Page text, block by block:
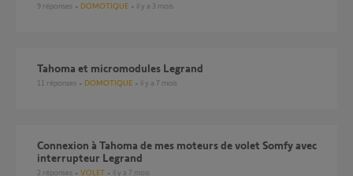
9 réponses DOMOTIQUE il y a 3 mois
Tahoma et micromodules Legrand
11 réponses DOMOTIQUE il y a 7 mois
Connexion à Tahoma de mes moteurs de volet Somfy avec
interrupteur Legrand
2 réponses VOLET il y a 7 mois